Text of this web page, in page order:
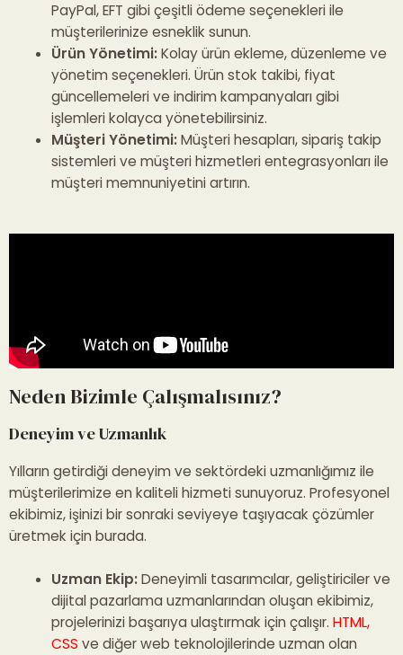
PayPal, EFT gibi çeşitli ödeme seçenekleri ile
müşterilerinize esneklik sunun.
Ürün Yönetimi:Kolay ürün ekleme, düzenleme ve
yönetim seçenekleri. Ürün stok takibi, fiyat
güncellemeleri ve indirim kampanyaları gibi
işlemleri kolayca yönetebilirsiniz.
Müşteri Yönetimi:Müşteri hesapları, sipariş takip
sistemleri ve müşteri hizmetleri entegrasyonları ile
müşteri memnuniyetini artırın.
Neden Bizimle Çalışmalısınız?
Deneyim ve Uzmanlık
Yılların getirdiği deneyim ve sektördeki uzmanlığımız ile
müşterilerimize en kaliteli hizmeti sunuyoruz. Profesyonel
ekibimiz, işinizi bir sonraki seviyeye taşıyacak çözümler
üretmek için burada.
Uzman Ekip:Deneyimli tasarımcılar, geliştiriciler ve
dijital pazarlama uzmanlarından oluşan ekibimiz,
projelerinizi başarıya ulaştırmak için çalışır. HTML,
CSS ve diğer web teknolojilerinde uzman olan